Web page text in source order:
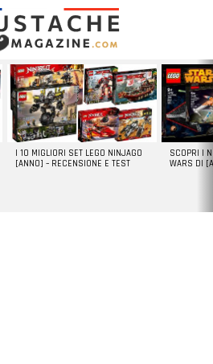
I 10 MIGLIORI SET LEGO NINJAGO
[ANNO] – RECENSIONE E TEST
SCOPRI I
WARS DI